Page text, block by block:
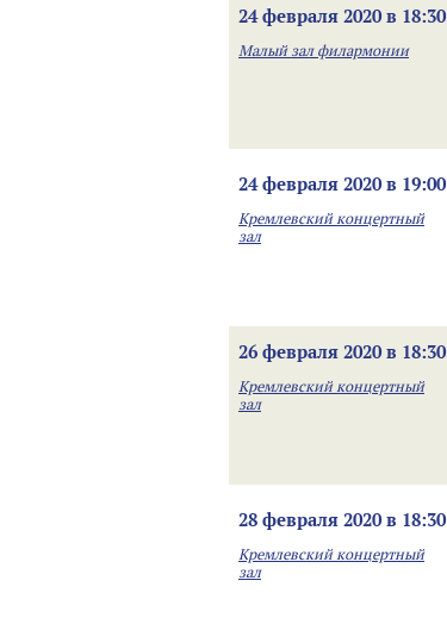
24 февраля 2020 в 18:30
Малый зал филармонии
24 февраля 2020 в 19:00
Кремлевский концертный
зал
26 февраля 2020 в 18:30
Кремлевский концертный
зал
28 февраля 2020 в 18:30
Кремлевский концертный
зал